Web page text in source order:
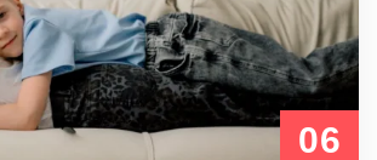
06